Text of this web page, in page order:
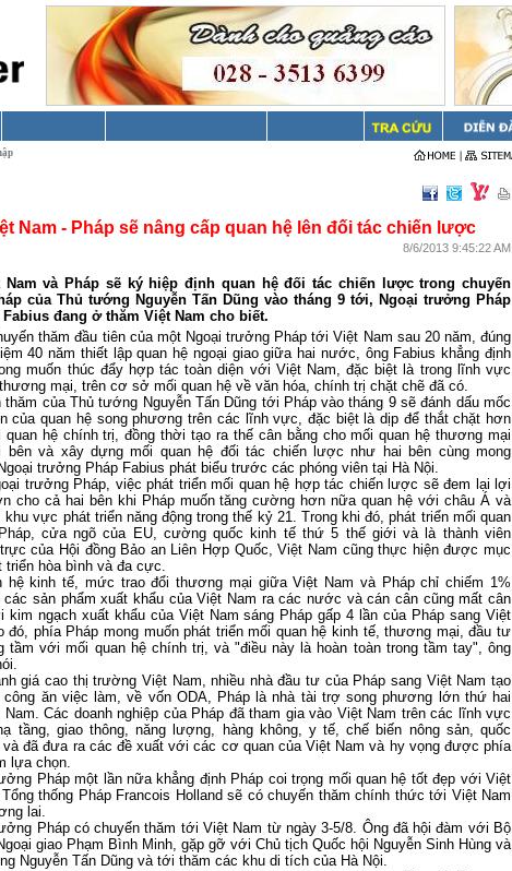
Nam - Pháp sẽ nâng cấp quan hệ lên đối tác chiến lược
8/6/2013 9:45:22 AM
Nam và Pháp sẽ ký hiệp định quan hệ đối tác chiến lược trong chuyến
của Thủ tướng Nguyễn Tấn Dũng vào tháng 9 tới, Ngoại trưởng Pháp
Fabius đang ở thăm Việt Nam cho biết.
thăm đầu tiên của một Ngoại trưởng Pháp tới Việt Nam sau 20 năm, đúng
40 năm thiết lập quan hệ ngoại giao giữa hai nước, ông Fabius khẳng định
muốn thúc đẩy hợp tác toàn diện với Việt Nam, đặc biệt là trong lĩnh vực
mại, trên cơ sở mối quan hệ về văn hóa, chính trị chặt chẽ đã có.
thăm của Thủ tướng Nguyễn Tấn Dũng tới Pháp vào tháng 9 sẽ đánh dấu mốc
của quan hệ song phương trên các lĩnh vực, đặc biệt là dịp để thắt chặt hơn
quan hệ chính trị, đồng thời tạo ra thế cân bằng cho mối quan hệ thương mại
bên và xây dựng mối quan hệ đối tác chiến lược như hai bên cùng mong
trưởng Pháp Fabius phát biểu trước các phóng viên tại Hà Nội.
trưởng Pháp, việc phát triển mối quan hệ hợp tác chiến lược sẽ đem lại lợi
cho cả hai bên khi Pháp muốn tăng cường hơn nữa quan hệ với châu Á và
khu vực phát triển năng động trong thế kỷ 21. Trong khi đó, phát triển mối quan
cửa ngõ của EU, cường quốc kinh tế thứ 5 thế giới và là thành viên
của Hội đồng Bảo an Liên Hợp Quốc, Việt Nam cũng thực hiện được mục
triển hòa bình và đa cực.
hệ kinh tế, mức trao đổi thương mại giữa Việt Nam và Pháp chỉ chiếm 1%
các sản phẩm xuất khẩu của Việt Nam ra các nước và cán cân cũng mất cân
kim ngạch xuất khẩu của Việt Nam sáng Pháp gấp 4 lần của Pháp sang Việt
đó, phía Pháp mong muốn phát triển mối quan hệ kinh tế, thương mại, đầu tư
tầm với mối quan hệ chính trị, và "điều này là hoàn toàn trong tầm tay", ông
giá cao thị trường Việt Nam, nhiều nhà đầu tư của Pháp sang Việt Nam tạo
công ăn việc làm, về vốn ODA, Pháp là nhà tài trợ song phương lớn thứ hai
Nam. Các doanh nghiệp của Pháp đã tham gia vào Việt Nam trên các lĩnh vực
tầng, giao thông, năng lượng, hàng không, y tế, chế biến nông sản, quốc
và đã đưa ra các đề xuất với các cơ quan của Việt Nam và hy vọng được phía
lựa chọn.
Pháp một lần nữa khẳng định Pháp coi trọng mối quan hệ tốt đẹp với Việt
thống Pháp Francois Holland sẽ có chuyến thăm chính thức tới Việt Nam
lai.
Pháp có chuyến thăm tới Việt Nam từ ngày 3-5/8. Ông đã hội đàm với Bộ
giao Phạm Bình Minh, gặp gỡ với Chủ tịch Quốc hội Nguyễn Sinh Hùng và
Nguyễn Tấn Dũng và tới thăm các khu di tích của Hà Nội.